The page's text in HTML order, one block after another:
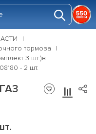
тормоза
3 шт.)в
- 2 шт.